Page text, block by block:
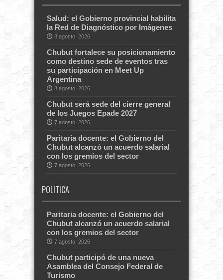
Salud: el Gobierno provincial habilita
la Red de Diagnóstico por Imágenes
8 agosto, 2026
Chubut fortalece su posicionamiento
como destino sede de eventos tras
su participación en Meet Up
Argentina
8 agosto, 2026
Chubut será sede del cierre general
de los Juegos Epade 2027
7 agosto, 2026
Paritaria docente: el Gobierno del
Chubut alcanzó un acuerdo salarial
con los gremios del sector
7 agosto, 2026
POLITICA
Paritaria docente: el Gobierno del
Chubut alcanzó un acuerdo salarial
con los gremios del sector
7 agosto, 2026
Chubut participó de una nueva
Asamblea del Consejo Federal de
Turismo